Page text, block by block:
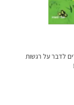
לדבר על רגשות